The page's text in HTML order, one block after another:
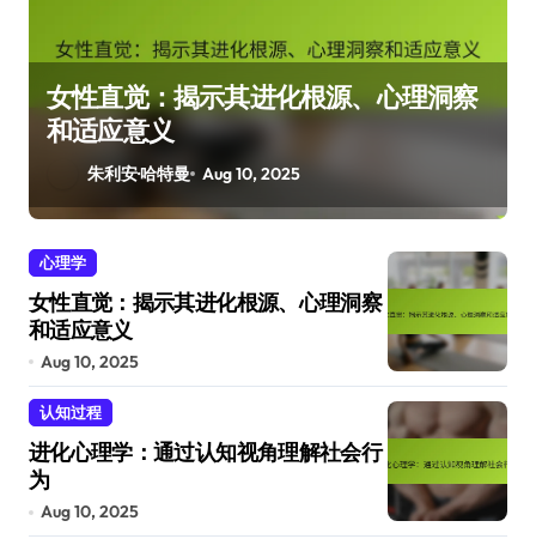
女性直觉：揭示其进化根源、心理洞察
和适应意义
朱利安·哈特曼 Aug 10, 2025
心理学
女性直觉：揭示其进化根源、心理洞察
和适应意义
Aug 10, 2025
认知过程
进化心理学：通过认知视角理解社会行
为
Aug 10, 2025